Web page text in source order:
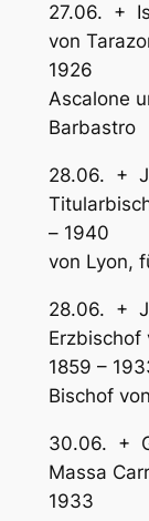
27.06. +
von
1926
Ascalone
Barbastro
28.06. +
– 1940
von Lyon,
28.06. +
1859 –
Bischof
30.06. +
1933